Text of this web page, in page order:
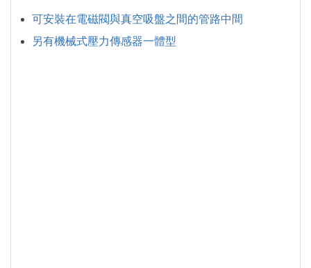
可安裝在電磁閥與真空吸盤之間的管路中間
另有機械式壓力傳感器一體型